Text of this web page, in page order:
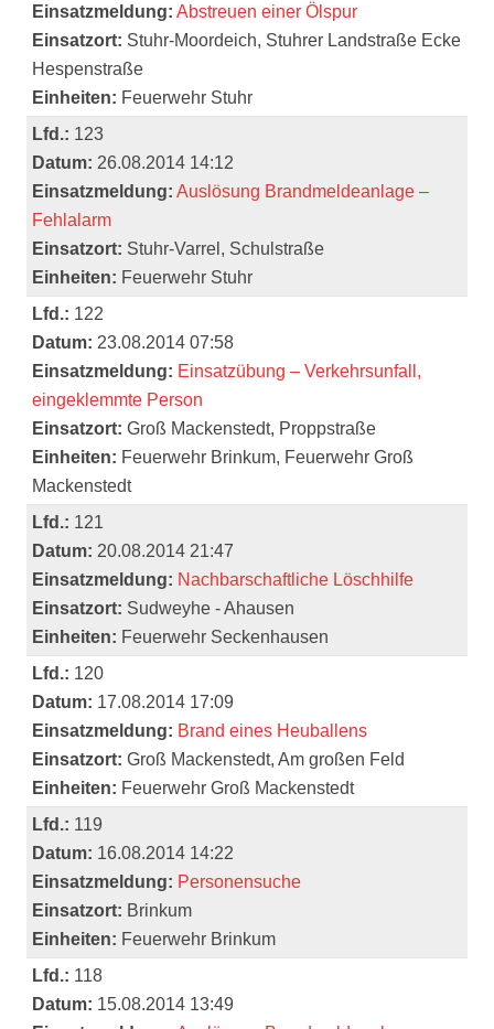
Einsatzmeldung: Abstreuen einer Ölspur
Einsatzort: Stuhr-Moordeich, Stuhrer Landstraße Ecke
Hespenstraße
Einheiten: Feuerwehr Stuhr
Lfd.: 123
Datum: 26.08.2014 14:12
Einsatzmeldung: Auslösung Brandmeldeanlage –
Fehlalarm
Einsatzort: Stuhr-Varrel, Schulstraße
Einheiten: Feuerwehr Stuhr
Lfd.: 122
Datum: 23.08.2014 07:58
Einsatzmeldung: Einsatzübung – Verkehrsunfall,
eingeklemmte Person
Einsatzort: Groß Mackenstedt, Proppstraße
Einheiten: Feuerwehr Brinkum, Feuerwehr Groß
Mackenstedt
Lfd.: 121
Datum: 20.08.2014 21:47
Einsatzmeldung: Nachbarschaftliche Löschhilfe
Einsatzort: Sudweyhe - Ahausen
Einheiten: Feuerwehr Seckenhausen
Lfd.: 120
Datum: 17.08.2014 17:09
Einsatzmeldung: Brand eines Heuballens
Einsatzort: Groß Mackenstedt, Am großen Feld
Einheiten: Feuerwehr Groß Mackenstedt
Lfd.: 119
Datum: 16.08.2014 14:22
Einsatzmeldung: Personensuche
Einsatzort: Brinkum
Einheiten: Feuerwehr Brinkum
Lfd.: 118
Datum: 15.08.2014 13:49